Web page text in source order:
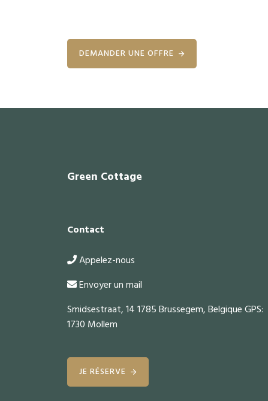
DEMANDER UNE OFFRE
Green Cottage
Contact
Appelez-nous
Envoyer un mail
Smidsestraat, 14 1785 Brussegem, Belgique GPS:
1730 Mollem
JE RÉSERVE